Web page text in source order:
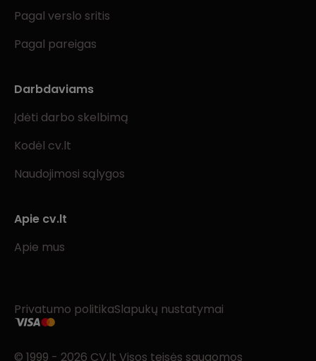
Pagal verslo sritis
Pagal pareigas
Darbdaviams
Įdėti darbo skelbimą
Kodėl cv.lt
Naudojimosi sąlygos
Apie cv.lt
Apie mus
Privatumo politikaSlapukų nustatymai
© 1999 - 2026 CV.lt Visos teisės saugomos